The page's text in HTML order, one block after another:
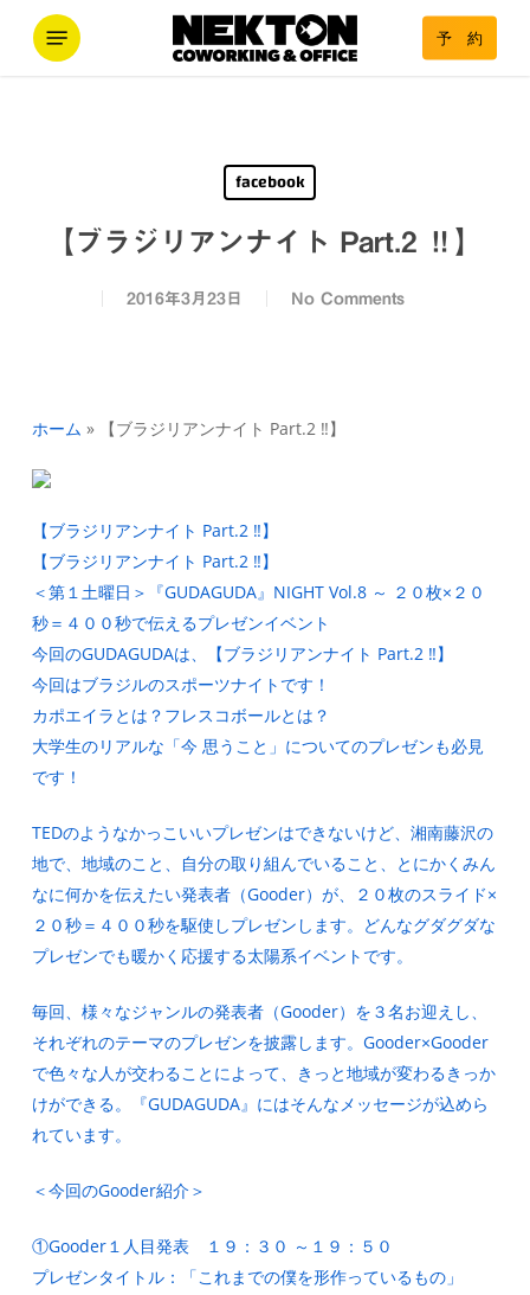
予 約
Menu
facebook
【ブラジリアンナイト Part.2 ‼︎】
2016年3月23日 No Comments
ホーム » 【ブラジリアンナイト Part.2 ‼︎】
【ブラジリアンナイト Part.2 ‼︎】
【ブラジリアンナイト Part.2 ‼︎】
＜第１土曜日＞『GUDAGUDA』NIGHT Vol.8 ～ ２０枚×２０
秒＝４００秒で伝えるプレゼンイベント
今回のGUDAGUDAは、【ブラジリアンナイト Part.2 ‼︎】
今回はブラジルのスポーツナイトです！
カポエイラとは？フレスコボールとは？
大学生のリアルな「今 思うこと」についてのプレゼンも必見
です！
TEDのようなかっこいいプレゼンはできないけど、湘南藤沢の
地で、地域のこと、自分の取り組んでいること、とにかくみん
なに何かを伝えたい発表者（Gooder）が、２０枚のスライド×
２０秒＝４００秒を駆使しプレゼンします。どんなグダグダな
プレゼンでも暖かく応援する太陽系イベントです。
毎回、様々なジャンルの発表者（Gooder）を３名お迎えし、
それぞれのテーマのプレゼンを披露します。Gooder×Gooder
で色々な人が交わることによって、きっと地域が変わるきっか
けができる。『GUDAGUDA』にはそんなメッセージが込めら
れています。
＜今回のGooder紹介＞
①Gooder１人目発表 １９：３０ ～１９：５０
プレゼンタイトル：「これまでの僕を形作っているもの」